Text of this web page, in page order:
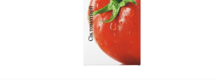
Рис, норі, крем-сир,
темпура, креветки, огірок,
авокадо, ікра тобіко,
сухарі панко